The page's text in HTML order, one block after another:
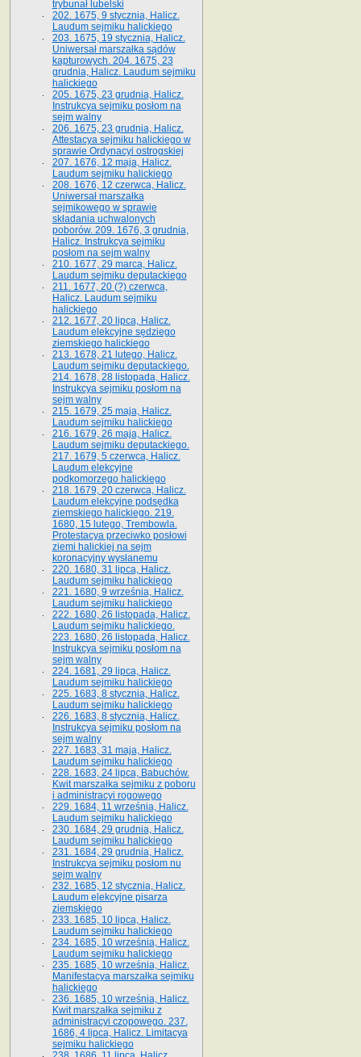
trybunał lubelski
202. 1675, 9 stycznia, Halicz.
Laudum sejmiku halickiego
203. 1675, 19 stycznia, Halicz.
Uniwersał marszałka sądów
kapturowych. 204. 1675, 23
grudnia, Halicz. Laudum sejmiku
halickiego
205. 1675, 23 grudnia, Halicz.
Instrukcya sejmiku posłom na
sejm walny
206. 1675, 23 grudnia, Halicz.
Attestacya sejmiku halickiego w
sprawie Ordynacyi ostrogskiej
207. 1676, 12 maja, Halicz.
Laudum sejmiku halickiego
208. 1676, 12 czerwca, Halicz.
Uniwersał marszałka
sejmikowego w sprawie
składania uchwalonych
poborów. 209. 1676, 3 grudnia,
Halicz. Instrukcya sejmiku
posłom na sejm walny
210. 1677, 29 marca, Halicz.
Laudum sejmiku deputackiego
211. 1677, 20 (?) czerwca,
Halicz. Laudum sejmiku
halickiego
212. 1677, 20 lipca, Halicz.
Laudum elekcyjne sędziego
ziemskiego halickiego
213. 1678, 21 lutego, Halicz.
Laudum sejmiku deputackiego.
214. 1678, 28 listopada, Halicz.
Instrukcya sejmiku posłom na
sejm walny
215. 1679, 25 maja, Halicz.
Laudum sejmiku halickiego
216. 1679, 26 maja, Halicz.
Laudum sejmiku deputackiego.
217. 1679, 5 czerwca, Halicz.
Laudum elekcyjne
podkomorzego halickiego
218. 1679, 20 czerwca, Halicz.
Laudum elekcyjne podsędka
ziemskiego halickiego. 219.
1680, 15 lutego, Trembowla.
Protestacya przeciwko posłowi
ziemi halickiej na sejm
koronacyjny wysłanemu
220. 1680, 31 lipca, Halicz.
Laudum sejmiku halickiego
221. 1680, 9 września, Halicz.
Laudum sejmiku halickiego
222. 1680, 26 listopada, Halicz.
Laudum sejmiku halickiego.
223. 1680, 26 listopada, Halicz.
Instrukcya sejmiku posłom na
sejm walny
224. 1681, 29 lipca, Halicz.
Laudum sejmiku halickiego
225. 1683, 8 stycznia, Halicz.
Laudum sejmiku halickiego
226. 1683, 8 stycznia, Halicz.
Instrukcya sejmiku posłom na
sejm walny
227. 1683, 31 maja, Halicz.
Laudum sejmiku halickiego
228. 1683, 24 lipca, Babuchów.
Kwit marszałka sejmiku z poboru
i administracyi rogowego
229. 1684, 11 września, Halicz.
Laudum sejmiku halickiego
230. 1684, 29 grudnia, Halicz.
Laudum sejmiku halickiego
231. 1684, 29 grudnia, Halicz.
Instrukcya sejmiku posłom nu
sejm walny
232. 1685, 12 stycznia, Halicz.
Laudum elekcyjne pisarza
ziemskiego
233. 1685, 10 lipca, Halicz.
Laudum sejmiku halickiego
234. 1685, 10 września, Halicz.
Laudum sejmiku halickiego
235. 1685, 10 września, Halicz.
Manifestacya marszałka sejmiku
halickiego
236. 1685, 10 września, Halicz.
Kwit marszałka sejmiku z
administracyi czopowego. 237.
1686, 4 lipca, Halicz. Limitacya
sejmiku halickiego